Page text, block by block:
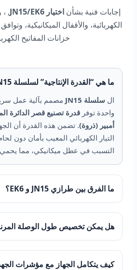
إجابات فنية بشأناختيار JN15/EK6
, ،
الكهربائية، والأقفال الميكانيكية،
خزانات المفاتيح
ما هي “القدرة الإنتاجية” لسلسلة JN15؟
ال سلسلة JN15
مصمم بآلية عمل
واحدة توفر
أمبير (ذروة). تضمن هذه القدرة أن
التيار الكهربائي المعيب بأمان دون
التسبب في عطل ميكانيكي، مما
ما الفرق بين طرازي JN15 و EK6؟
هل يمكن تخصيص طول الوصلة
كيف يتكامل الجهاز مع مؤشرات